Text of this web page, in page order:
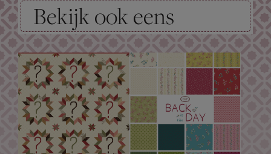
Bekijk ook eens